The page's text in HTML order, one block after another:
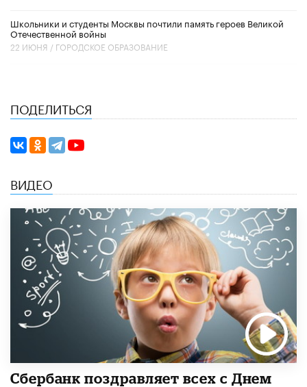
Школьники и студенты Москвы почтили память героев Великой
Отечественной войны
22 ИЮНЯ / ГОРОДСКОЕ ОБРАЗОВАНИЕ
ПОДЕЛИТЬСЯ
ВИДЕО
Сбербанк поздравляет всех с Днем